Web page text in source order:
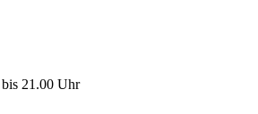
21.00 Uhr